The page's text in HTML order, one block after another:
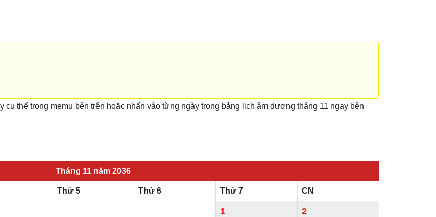
cụ thể trong memu bên trên hoặc nhấn vào từng ngày trong bảng lịch âm dương tháng 11 ngay bên
Tháng 11 năm 2036
Thứ 5 Thứ 6 Thứ 7 CN
1 2